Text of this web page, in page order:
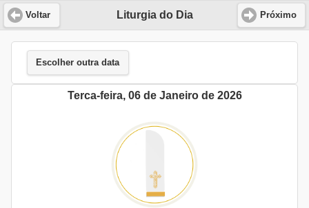
Liturgia do Dia
Voltar Próximo
Escolher outra data
Terca-feira, 06 de Janeiro de 2026